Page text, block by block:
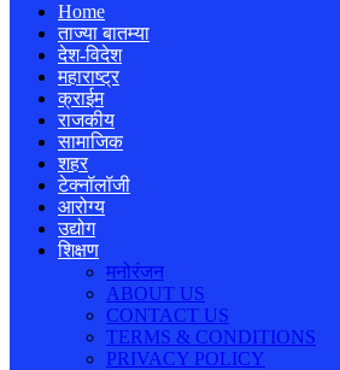
Home
ताज्या बातम्या
देश-विदेश
महाराष्ट्र
क्राईम
राजकीय
सामाजिक
शहर
टेक्नॉलॉजी
आरोग्य
उद्योग
शिक्षण
मनोरंजन
ABOUT US
CONTACT US
TERMS & CONDITIONS
PRIVACY POLICY